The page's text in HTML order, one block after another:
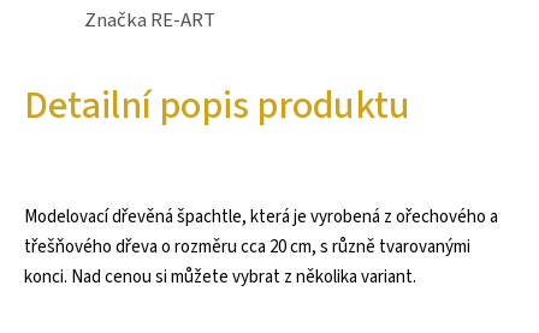
Značka RE-ART
Detailní popis produktu
Modelovací dřevěná špachtle, která je vyrobená z ořechového a
třešňového dřeva o rozměru cca 20 cm, s různě tvarovanými
konci. Nad cenou si můžete vybrat z několika variant.